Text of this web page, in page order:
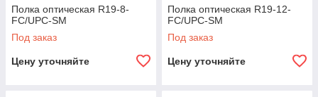
Полка оптическая R19-8-
FC/UPC-SM
Под заказ
Цену уточняйте
Полка оптическая R19-12-
FC/UPC-SM
Под заказ
Цену уточняйте